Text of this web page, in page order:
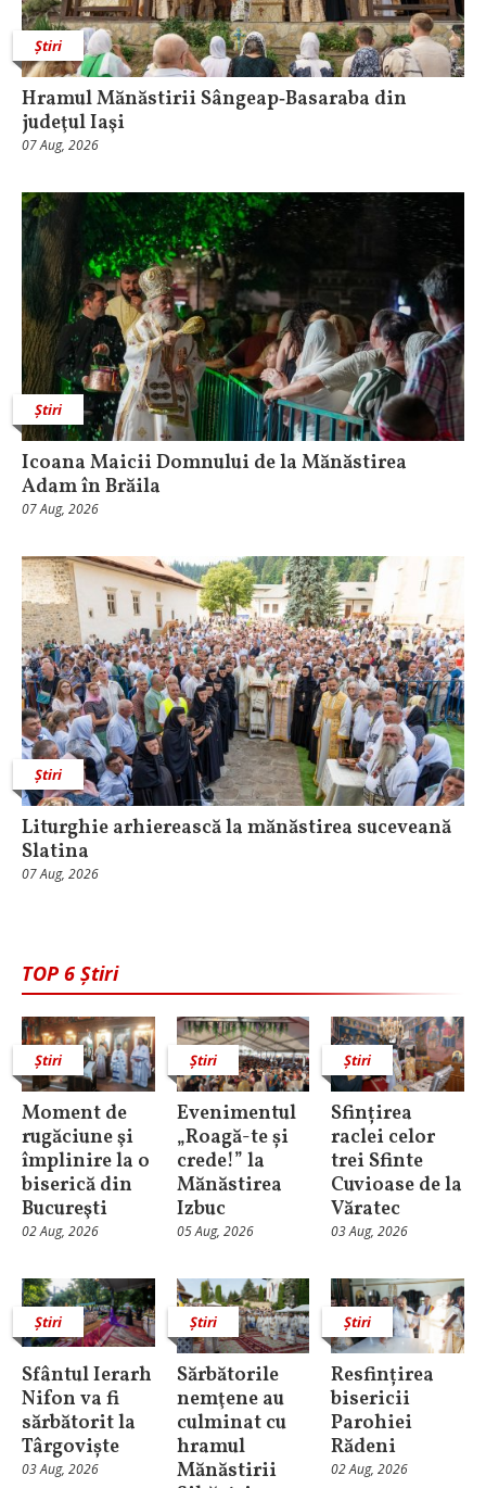
Știri
Hramul Mănăstirii Sângeap‑Basaraba din
judeţul Iaşi
07 Aug, 2026
Știri
Icoana Maicii Domnului de la Mănăstirea
Adam în Brăila
07 Aug, 2026
Știri
Liturghie arhierească la mănăstirea suceveană
Slatina
07 Aug, 2026
TOP 6 Știri
Știri
Moment de
rugăciune şi
împlinire la o
biserică din
Bucureşti
02 Aug, 2026
Știri
Evenimentul
„Roagă-te și
crede!” la
Mănăstirea
Izbuc
05 Aug, 2026
Știri
Sfințirea
raclei celor
trei Sfinte
Cuvioase de la
Văratec
03 Aug, 2026
Știri
Sfântul Ierarh
Nifon va fi
sărbătorit la
Târgoviște
03 Aug, 2026
Știri
Sărbătorile
nemţene au
culminat cu
hramul
Mănăstirii
Știri
Resfințirea
bisericii
Parohiei
Rădeni
02 Aug, 2026